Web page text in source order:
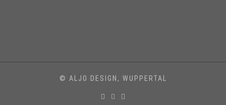
© ALJO DESIGN, WUPPERTAL